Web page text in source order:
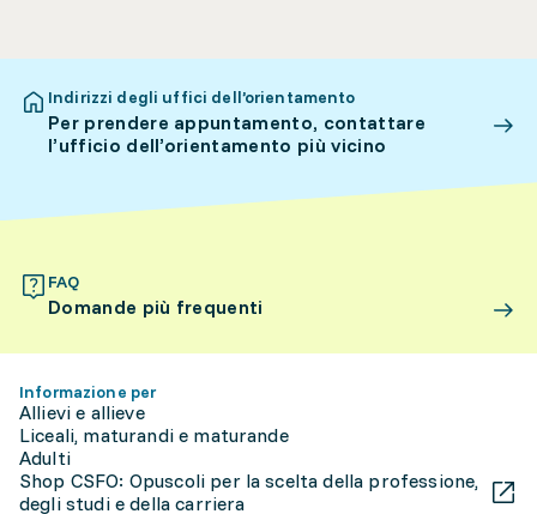
Indirizzi degli uffici dell’orientamento
Per prendere appuntamento, contattare
l’ufficio dell’orientamento più vicino
FAQ
Domande più frequenti
Informazione per
Allievi e allieve
Liceali, maturandi e maturande
Adulti
Shop CSFO: Opuscoli per la scelta della professione,
degli studi e della carriera